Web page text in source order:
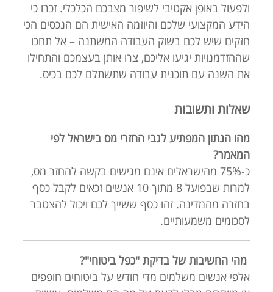
ולפעול באופן אקטיבי לשיפור מצבכם הכלכלי. זכרו כי
הידע המקצועי שלכם והיוזמה האישית הם הנכסים הכי
חזקים שיש לכם בשוק העבודה המשתנה – אל תחכו
שההזדמנויות יגיעו אליכם, צרו אותן בעצמכם והתחילו
את השנה עם תוכנית עבודה שתשתלם לכם בכיס.
שאלות ותשובות
מהו הנתון המפתיע לגבי החזרי מס בישראל לפי
המאמר?
כ-75% מהישראלים אינם מגישים בקשה להחזר מס,
למרות שבפועל 8 מתוך 10 אנשים זכאים לקבל כסף
בחזרה מהמדינה. זהו כסף ששייך לכם ויכול להצטבר
לסכומים משמעותיים.
מהי החשיבות של בדיקת "כפל ביטוחי"?
אלפי אנשים משלמים מדי חודש על ביטוחים חופפים